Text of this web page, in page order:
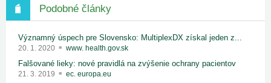
Podobné články
Významný úspech pre Slovensko: MultiplexDX získal jeden z...
20. 1. 2020 www. health.gov.sk
Falšované lieky: nové pravidlá na zvýšenie ochrany pacientov
21. 3. 2019 ec. europa.eu